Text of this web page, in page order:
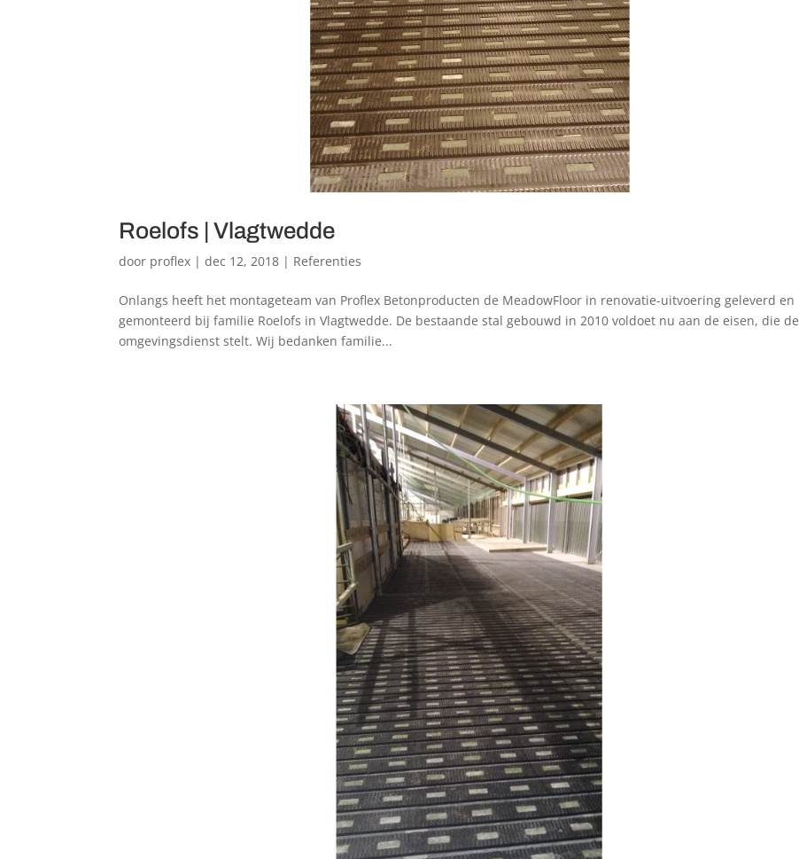
Roelofs | Vlagtwedde
door proflex |dec 12, 2018 | Referenties
Onlangs heeft het montageteam van Proflex Betonproducten de MeadowFloor in renovatie-uitvoering geleverd en
gemonteerd bij familie Roelofs in Vlagtwedde. De bestaande stal gebouwd in 2010 voldoet nu aan de eisen, die de
omgevingsdienst stelt. Wij bedanken familie...